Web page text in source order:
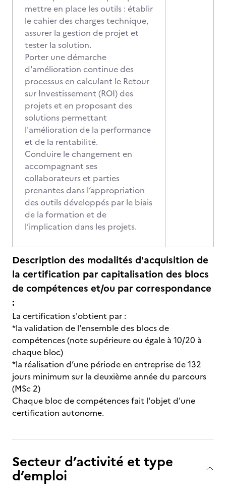
mettre en place les outils : établir
le cahier des charges technique,
assurer la gestion de projet et
tester la solution.
Porter une démarche
d'amélioration continue des
processus en calculant le Retour
sur Investissement (ROI) des
projets et en proposant des
solutions permettant
l'amélioration de la performance
et de la rentabilité.
Conduire le changement en
accompagnant ses
collaborateurs et parties
prenantes dans l’appropriation
des outils développés par le biais
de la formation et de
l’implication dans les projets.
Description des modalités d'acquisition de
la certification par capitalisation des blocs
de compétences et/ou par correspondance
:
La certification s'obtient par :
*la validation de l'ensemble des blocs de
compétences (note supérieure ou égale à 10/20 à
chaque bloc)
*la réalisation d’une période en entreprise de 132
jours minimum sur la deuxième année du parcours
(MSc 2)
Chaque bloc de compétences fait l'objet d'une
certification autonome.
Secteur d’activité et type
d’emploi